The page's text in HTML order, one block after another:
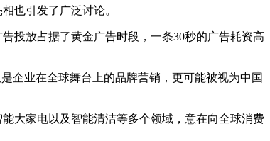
也引发了广泛讨论。
投放占据了黄金广告时段，一条30秒的广告耗资高
企业在全球舞台上的品牌营销，更可能被视为中国
大家电以及智能清洁等多个领域，意在向全球消费